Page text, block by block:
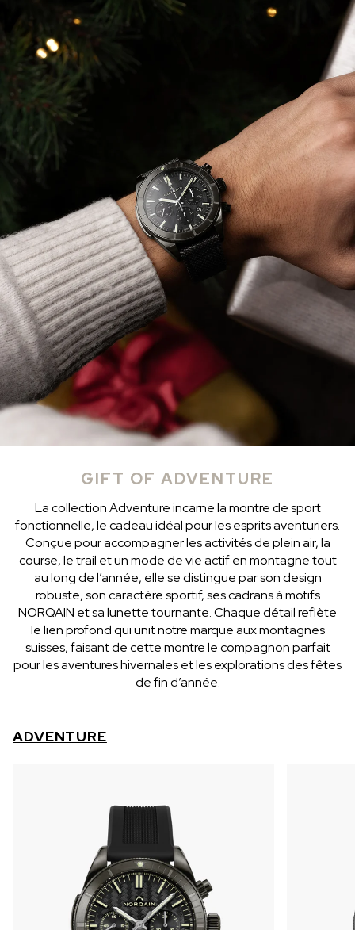
GIFT OF ADVENTURE
La collection Adventure incarne la montre de sport
fonctionnelle, le cadeau idéal pour les esprits aventuriers.
Conçue pour accompagner les activités de plein air, la
course, le trail et un mode de vie actif en montagne tout
au long de l’année, elle se distingue par son design
robuste, son caractère sportif, ses cadrans à motifs
NORQAIN et sa lunette tournante. Chaque détail reflète
le lien profond qui unit notre marque aux montagnes
suisses, faisant de cette montre le compagnon parfait
pour les aventures hivernales et les explorations des fêtes
de fin d’année.
ADVENTURE